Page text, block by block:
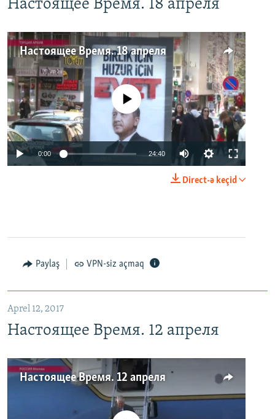
Настоящее Время. 18 апреля
Настоящее Время. 18 апреля
No media source currently available
0:00 24:40
Direct-ə keçid
Paylaş VPN-siz açmaq
Aprel 12, 2017
Настоящее Время. 12 апреля
Настоящее Время. 12 апреля